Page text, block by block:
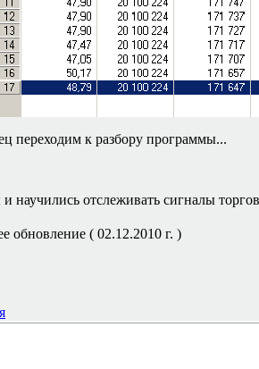
переходим к разбору программы...
научились отслеживать сигналы
обновление ( 02.12.2010 г. )